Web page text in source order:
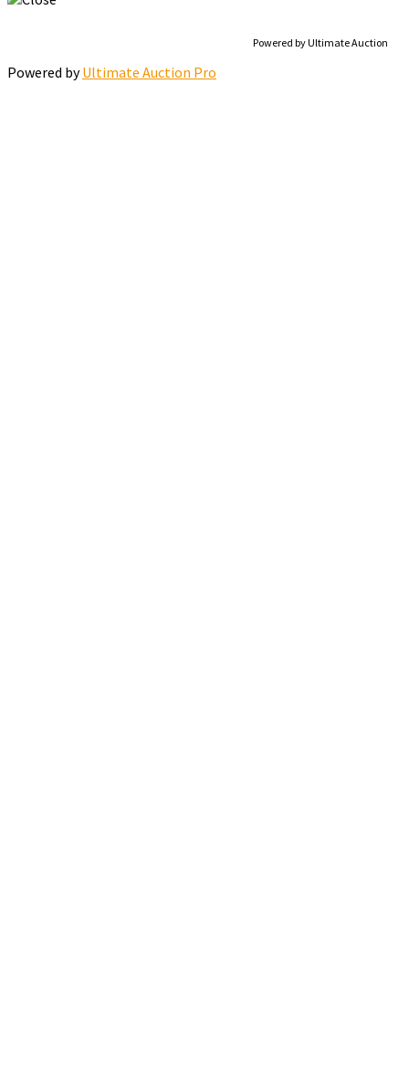
Powered by Ultimate Auction
Powered byUltimate Auction Pro